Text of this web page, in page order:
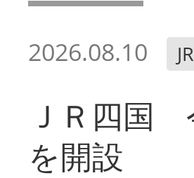
2026.08.10
ＪＲ四国
を開設